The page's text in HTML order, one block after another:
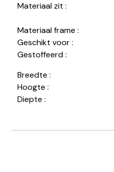
Materiaal zit :
Materiaal frame :
Geschikt voor :
Gestoffeerd :
Breedte :
Hoogte :
Diepte :